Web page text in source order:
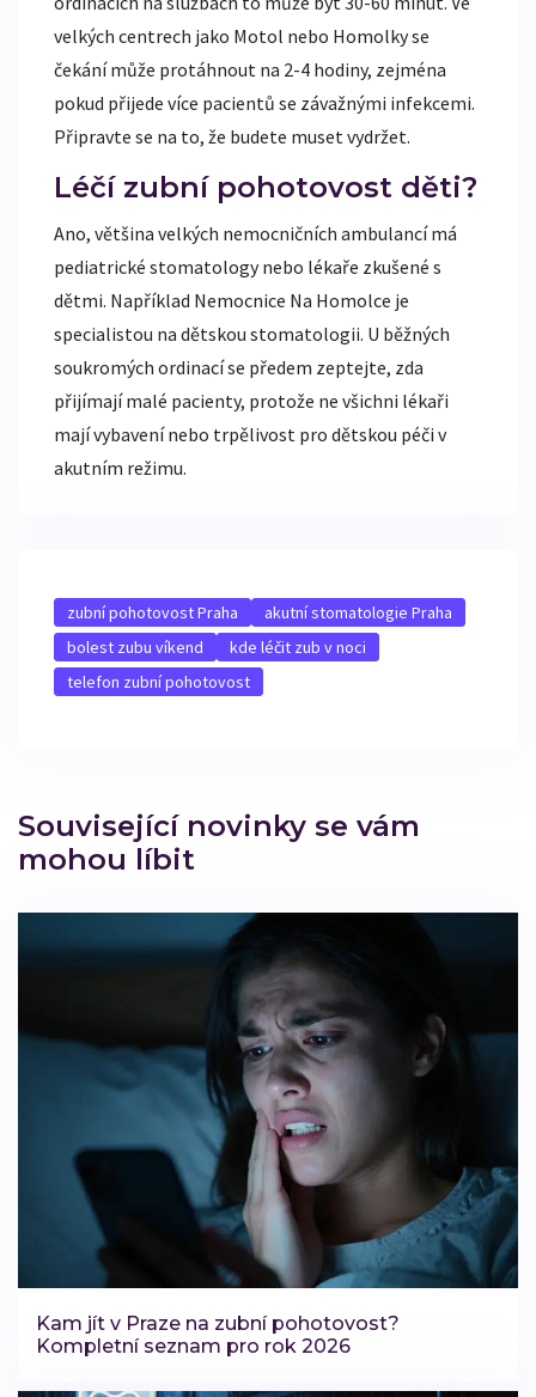
velkých centrech jako Motol nebo Homolky se
čekání může protáhnout na 2-4 hodiny, zejména
pokud přijede více pacientů se závažnými infekcemi.
Připravte se na to, že budete muset vydržet.
Léčí zubní pohotovost děti?
Ano, většina velkých nemocničních ambulancí má
pediatrické stomatology nebo lékaře zkušené s
dětmi. Například Nemocnice Na Homolce je
specialistou na dětskou stomatologii. U běžných
soukromých ordinací se předem zeptejte, zda
přijímají malé pacienty, protože ne všichni lékaři
mají vybavení nebo trpělivost pro dětskou péči v
akutním režimu.
zubní pohotovost Praha
akutní stomatologie Praha
bolest zubu víkend
kde léčit zub v noci
telefon zubní pohotovost
Související novinky se vám
mohou líbit
Kam jít v Praze na zubní pohotovost?
Kompletní seznam pro rok 2026